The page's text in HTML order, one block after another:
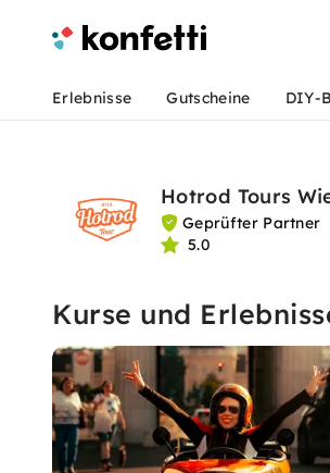
Erlebnisse Gutscheine DIY-
Hotrod Tours
Geprüfter Partner
5.0
Kurse und